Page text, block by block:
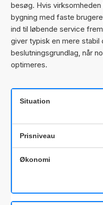
besøg. Hvis
bygning med faste
ind til løbende service
giver typisk en mere stabil
beslutningsgrundlag, når
optimeres.